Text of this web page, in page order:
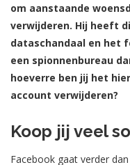
om aanstaande
verwijderen. Hij heeft
dataschandaal en het
een spionnenbureau
hoeverre ben jij het
account verwijderen?
Koop jij veel
Facebook gaat verder